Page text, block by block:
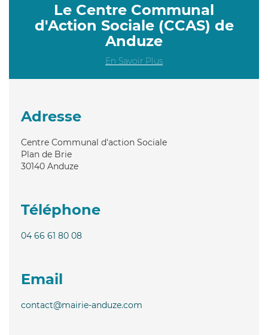
Le Centre Communal
d'Action Sociale (CCAS) de
Anduze
En Savoir Plus
Adresse
Centre Communal d'action Sociale
Plan de Brie
30140 Anduze
Téléphone
04 66 61 80 08
Email
contact@mairie-anduze.com